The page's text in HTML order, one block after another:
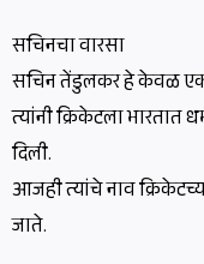
सचिनचा वारसा
सचिन तेंडुलकर हे केवळ
त्यांनी क्रिकेटला भारतात
दिली.
आजही त्यांचे नाव
जाते.